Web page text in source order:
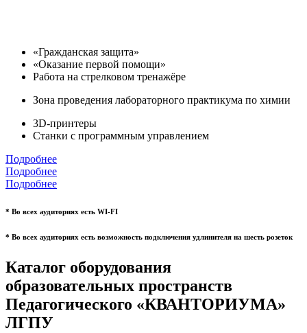
«Гражданская защита»
«Оказание первой помощи»
Работа на стрелковом тренажёре
Зона проведения лабораторного практикума по химии
3D-принтеры
Станки с программным управлением
Подробнее
Подробнее
Подробнее
* Во всех аудиториях есть WI-FI
* Во всех аудиториях есть возможность подключения удлинителя на шесть розеток
Каталог оборудования
образовательных пространств
Педагогического «КВАНТОРИУМА»
ЛГПУ